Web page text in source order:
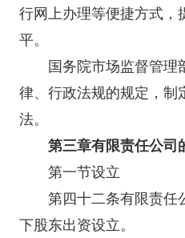
行网上办理等便捷方式，
平。
国务院市场监督管理
律、行政法规的规定，制
法。
第三章有限责任公司
第一节设立
第四十二条有限责任
下股东出资设立。